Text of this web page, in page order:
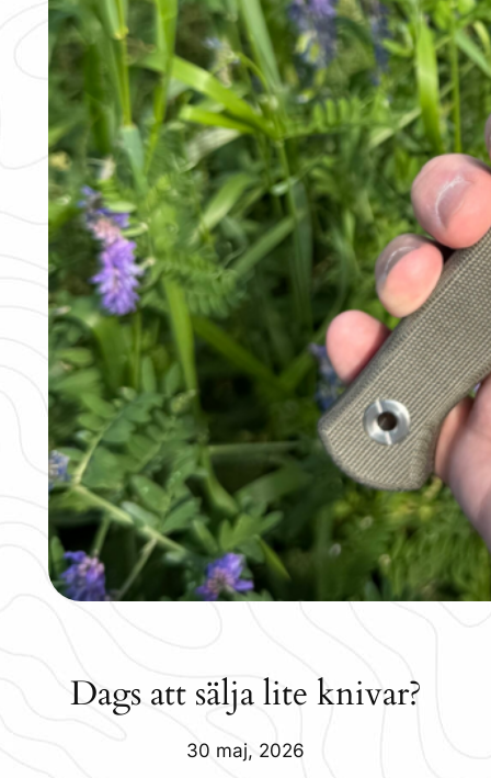
Dags att sälja lite knivar?
30 maj, 2026